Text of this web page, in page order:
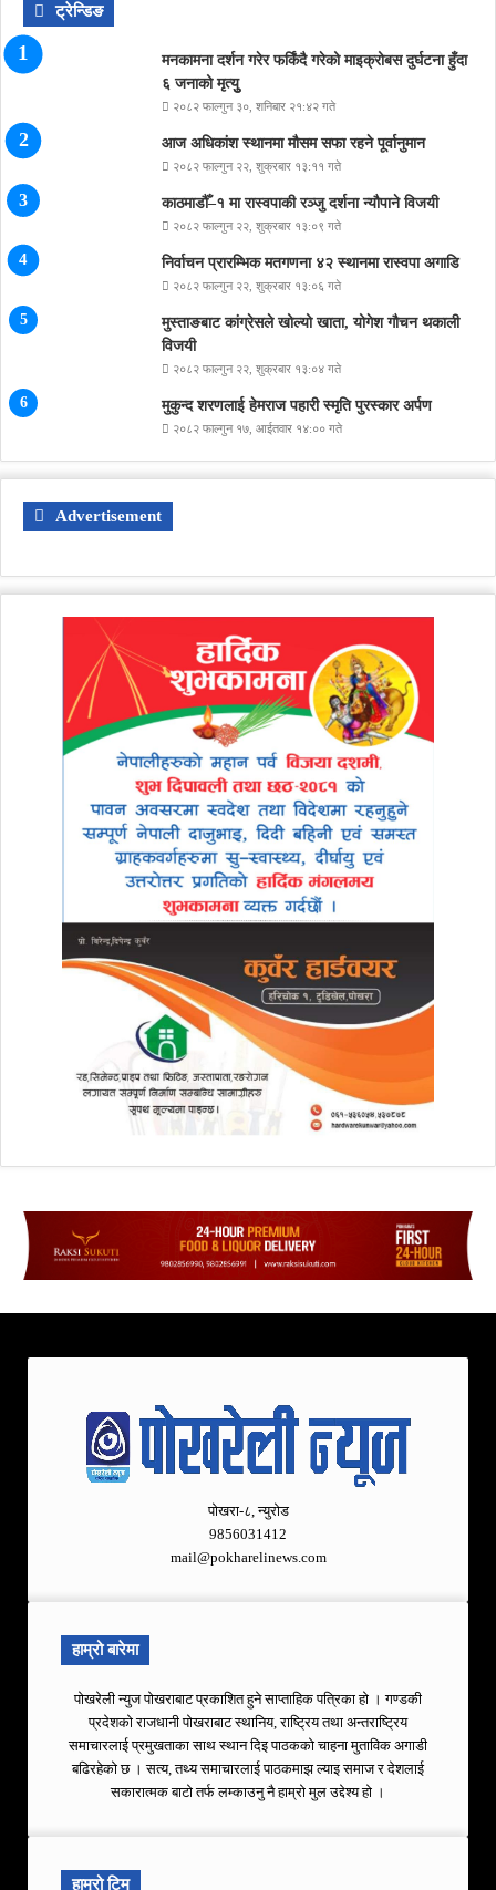
ट्रेन्डिङ
मनकामना दर्शन गरेर फर्किंदै गरेको माइक्रोबस दुर्घटना हुँदा
६ जनाको मृत्युु
२०८२ फाल्गुन ३०, शनिबार २१:४२ गते
आज अधिकांश स्थानमा मौसम सफा रहने पूर्वानुमान
२०८२ फाल्गुन २२, शुक्रबार १३:११ गते
काठमाडौँ–१ मा रास्वपाकी रञ्जु दर्शना न्यौपाने विजयी
२०८२ फाल्गुन २२, शुक्रबार १३:०९ गते
निर्वाचन प्रारम्भिक मतगणना ४२ स्थानमा रास्वपा अगाडि
२०८२ फाल्गुन २२, शुक्रबार १३:०६ गते
मुस्ताङबाट कांग्रेसले खोल्यो खाता, योगेश गौचन थकाली
विजयी
२०८२ फाल्गुन २२, शुक्रबार १३:०४ गते
मुकुन्द शरणलाई हेमराज पहारी स्मृति पुरस्कार अर्पण
२०८२ फाल्गुन १७, आईतवार १४:०० गते
Advertisement
पोखरा-८, न्युरोड
9856031412
mail@pokharelinews.com
हाम्रो बारेमा
पोखरेली न्युज पोखराबाट प्रकाशित हुने साप्ताहिक पत्रिका हो । गण्डकी
प्रदेशको राजधानी पोखराबाट स्थानिय, राष्ट्रिय तथा अन्तराष्ट्रिय
समाचारलाई प्रमुखताका साथ स्थान दिइ पाठकको चाहना मुताविक अगाडी
बढिरहेको छ । सत्य, तथ्य समाचारलाई पाठकमाझ ल्याइ समाज र देशलाई
सकारात्मक बाटो तर्फ लम्काउनु नै हाम्रो मुल उद्देश्य हो ।
हाम्रो टिम